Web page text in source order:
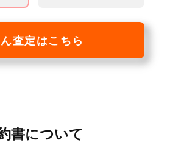
査定はこちら
書について